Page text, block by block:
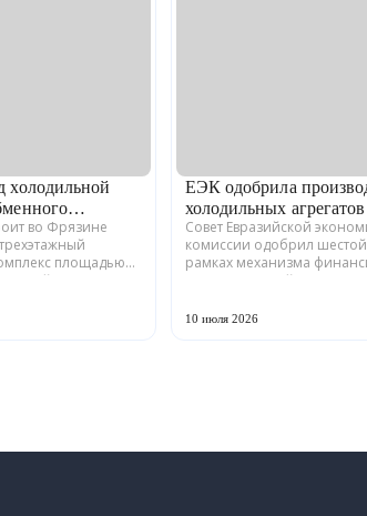
холодильной
во Фрязине
площадью
серийного выпуска
ЕЭК одобрила
холодильных
Совет Евразийской
комиссии одобрил шестой
рамках механизма
промышленной
ГРАДИЕНТ» совместно с
10 июля 2026